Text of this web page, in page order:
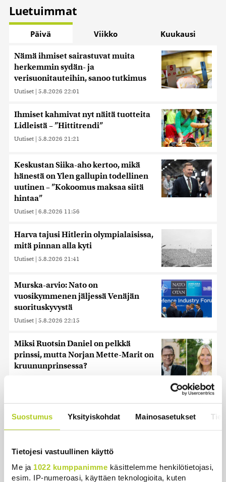
Suostumus Yksityiskohdat Mainosasetukset
Tietojesi vastuullinen käyttö
Me ja 1022 kumppanimme käsittelemme henkilötietojasi,
esim. IP-numeroasi, käyttäen teknologioita, kuten
Luetuimmat
Päivä Viikko Kuukausi
Nämä ihmiset sairastuvat muita
herkemmin sydän- ja
verisuonitauteihin, sanoo tutkimus
Uutiset | 5.8.2026 22:01
Ihmiset kahmivat nyt näitä tuotteita
Lidleistä – ”Hittitrendi”
Uutiset | 5.8.2026 21:21
Keskustan Siika-aho kertoo, mikä
hänestä on Ylen gallupin todellinen
uutinen – ”Kokoomus maksaa siitä
hintaa”
Uutiset | 6.8.2026 11:56
Harva tajusi Hitlerin olympialaisissa,
mitä pinnan alla kyti
Uutiset | 5.8.2026 21:41
Murska-arvio: Nato on
vuosikymmenen jäljessä Venäjän
suorituskyvystä
Uutiset | 5.8.2026 22:15
Miksi Ruotsin Daniel on pelkkä
prinssi, mutta Norjan Mette-Marit on
kruununprinsessa?
Juutalainen miekkailija voitti
natseille mitalin ja kohotti kätensä
Uutiset | 6.8.2026 21:31
Kuin kauhuelokuvasta – Oletko